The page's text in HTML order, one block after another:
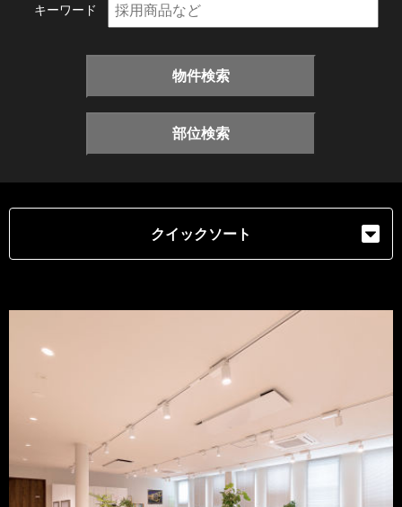
キーワード
物件検索
部位検索
クイックソート